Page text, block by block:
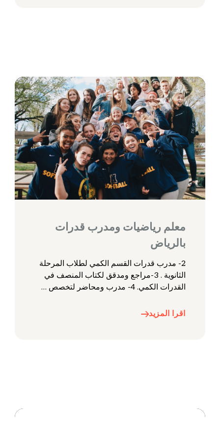
معلم رياضيات ومدرب قدرات
بالرياض
2- مدرب قدرات القسم الكمي لطلاب المرحلة
الثانوية . 3-مراجع ومدقق لكتاب المنصف في
القدرات الكمي. 4- مدرب ومحاضر لتخصص …
اقرا المزيد